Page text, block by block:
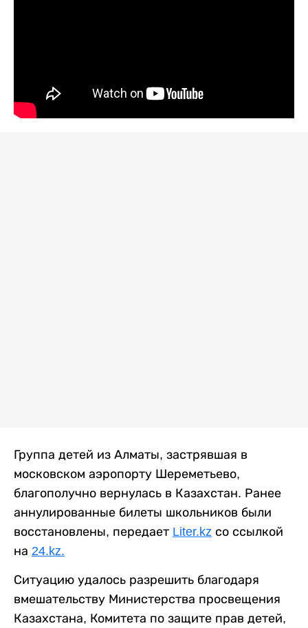
Группа детей из Алматы, застрявшая в
московском аэропорту Шереметьево,
благополучно вернулась в Казахстан. Ранее
аннулированные билеты школьников были
восстановлены, передает Liter.kz со ссылкой
на 24.kz.
Ситуацию удалось разрешить благодаря
вмешательству Министерства просвещения
Казахстана, Комитета по защите прав детей,